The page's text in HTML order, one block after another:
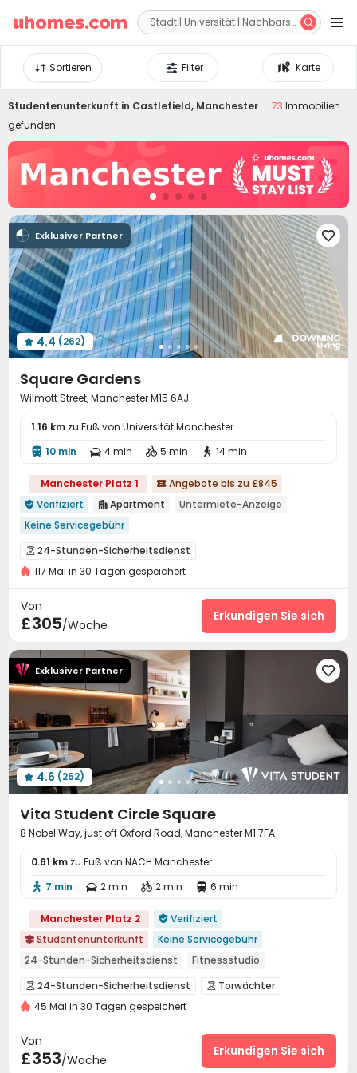
 
Karte
Filter
Sortieren
Studentenunterkunft in Castlefield, Manchester 73 Immobilien
gefunden
Exklusiver Partner 
 4.4 (262)
Square Gardens
Wilmott Street, Manchester M15 6AJ
1.16 km zu Fuß von Universität Manchester
 10 min  4 min  5 min  14 min
Manchester Platz 1  Angebote bis zu £845
 Verifiziert  Apartment
Untermiete-Anzeige
Keine Servicegebühr
Einige Zimmertypen verfügen über eine Klimaanlage
Küchengeräte Bettwaren
Freunde empfehlen Cashback
Zu Fuß zur Schule gehen
近亚洲超市 Nähe Asien Supermarkt
24-Stunden-Rezeption
Bodenfenster
 24-Stunden-Sicherheitsdienst
Überwachungssystem Zutrittskontrollsystem
Besuchervideosystem
Fahrstuhl Kartenkarte für bestimmte Etagen
Löschanlage virtueller Türsteher
 Sicherheitsdienst Rezeption
Paketerinnerungssystem
Paketannahme und -versand Vor-Ort-Service-Team
Soziale Aktivitäten Zimmerreinigung Aufzug
Restaurant Schließfach  Drahtloses Netzwerk
 Waschraum Parken am Straßenrand
 Automatisierter Verkaufsautomat
Lounge für Bewohner Müllraum Paketkasten
Indoor-Shop  Briefkasten
Abstellplatz für Fahrräder  Besprechungsraum
Yoga-Raum  Kino  Billardtisch
 Teestube Spielezimmer der kleine Innenhof
Grillbereich Außenküche  Terrasse
 Außen-Lounge
117 Mal in 30 Tagen gespeichert
Von
£305/Woche
Erkundigen Sie sich
Exklusiver Partner 
 4.6 (252)
Vita Student Circle Square
8 Nobel Way, just off Oxford Road, Manchester M1 7FA
0.61 km zu Fuß von NACH Manchester
 7 min  2 min  2 min  6 min
Manchester Platz 2  Verifiziert
 Studentenunterkunft
Keine Servicegebühr
24-Stunden-Sicherheitsdienst
Fitnessstudio
Frühstück einpacken
Paket für Wasser, Strom und Internet
in der nähe eines chinesischen restaurants
近亚洲超市 Nähe Asien Supermarkt
 24-Stunden-Sicherheitsdienst  Torwächter
Überwachungssystem Zutrittskontrollsystem
Löschanlage Besuchervideosystem
Paketannahme und -versand
45 Mal in 30 Tagen gespeichert
Von
£353/Woche
Erkundigen Sie sich